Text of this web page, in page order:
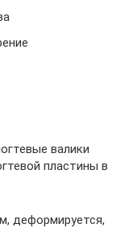
валики
пластины в
деформируется,